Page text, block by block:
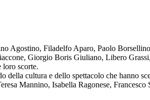
Agostino, Filadelfo Aparo, Paolo
Giorgio Boris Giuliano, Libero
loro scorte.
della cultura e dello spettacolo che hanno
Mannino, Isabella Ragonese, Francesco